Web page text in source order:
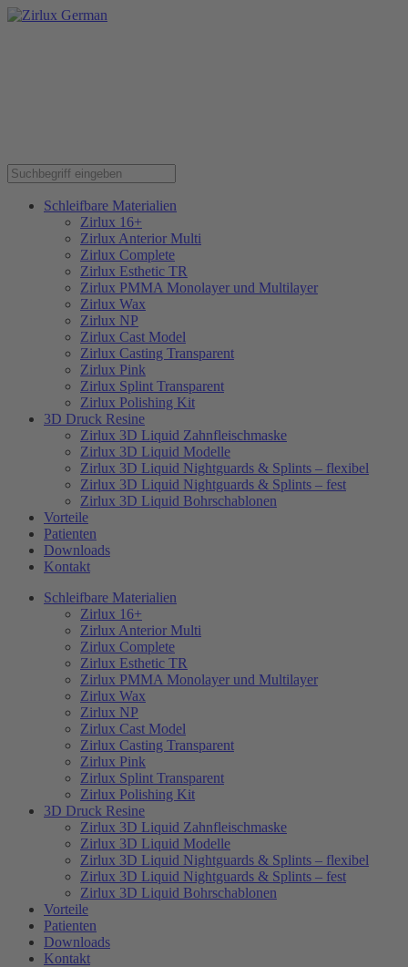
Schleifbare Materialien
Zirlux 16+
Zirlux Anterior Multi
Zirlux Complete
Zirlux Esthetic TR
Zirlux PMMA Monolayer und Multilayer
Zirlux Wax
Zirlux NP
Zirlux Cast Model
Zirlux Casting Transparent
Zirlux Pink
Zirlux Splint Transparent
Zirlux Polishing Kit
3D Druck Resine
Zirlux 3D Liquid Zahnfleischmaske
Zirlux 3D Liquid Modelle
Zirlux 3D Liquid Nightguards & Splints – flexibel
Zirlux 3D Liquid Nightguards & Splints – fest
Zirlux 3D Liquid Bohrschablonen
Vorteile
Patienten
Downloads
Kontakt
Schleifbare Materialien
Zirlux 16+
Zirlux Anterior Multi
Zirlux Complete
Zirlux Esthetic TR
Zirlux PMMA Monolayer und Multilayer
Zirlux Wax
Zirlux NP
Zirlux Cast Model
Zirlux Casting Transparent
Zirlux Pink
Zirlux Splint Transparent
Zirlux Polishing Kit
3D Druck Resine
Zirlux 3D Liquid Zahnfleischmaske
Zirlux 3D Liquid Modelle
Zirlux 3D Liquid Nightguards & Splints – flexibel
Zirlux 3D Liquid Nightguards & Splints – fest
Zirlux 3D Liquid Bohrschablonen
Vorteile
Patienten
Downloads
Kontakt